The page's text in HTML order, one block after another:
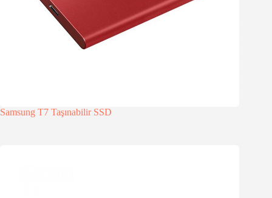
Samsung T7 Taşınabilir SSD